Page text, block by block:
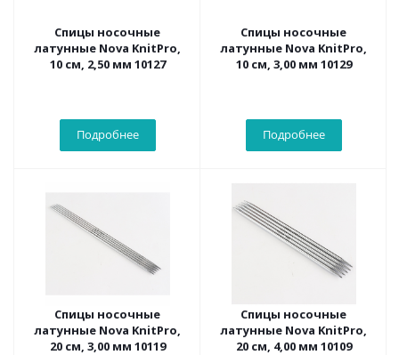
Спицы носочные
латунные Nova KnitPro,
10 см, 2,50 мм 10127
Подробнее
Спицы носочные
латунные Nova KnitPro,
10 см, 3,00 мм 10129
Подробнее
Спицы носочные
латунные Nova KnitPro,
20 см, 3,00 мм 10119
Спицы носочные
латунные Nova KnitPro,
20 см, 4,00 мм 10109